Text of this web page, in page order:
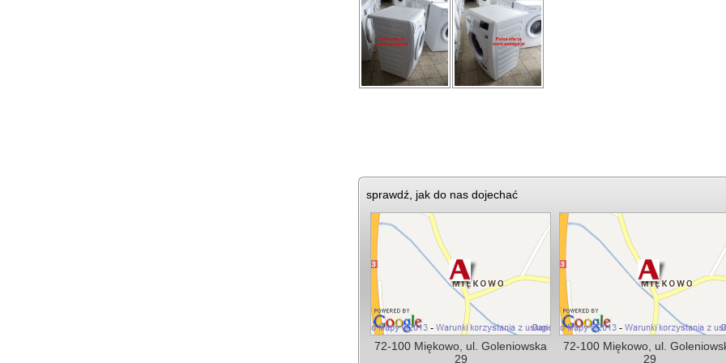
sprawdź, jak do nas dojechać
72-100 Miękowo, ul. Goleniowska
29
72-100 Miękowo, ul.
29